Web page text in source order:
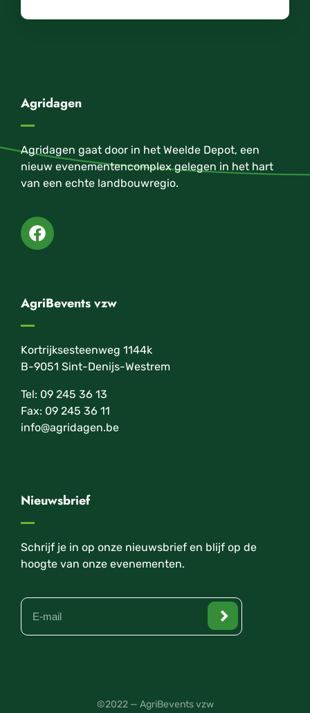
Agridagen
Agridagen gaat door in het Weelde Depot, een
nieuw evenementencomplex gelegen in het hart
van een echte landbouwregio.
AgriBevents vzw
Kortrijksesteenweg 1144k
B-9051 Sint-Denijs-Westrem
Tel: 09 245 36 13
Fax: 09 245 36 11
info@agridagen.be
Nieuwsbrief
Schrijf je in op onze nieuwsbrief en blijf op de
hoogte van onze evenementen.
©2022 — AgriBevents vzw